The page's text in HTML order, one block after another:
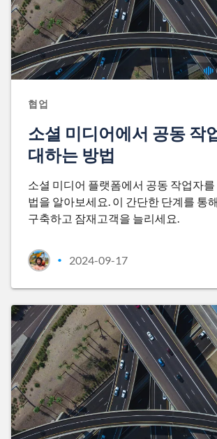
협업
소셜 미디어에서 공동 작
대하는 방법
소셜 미디어 플랫폼에서 공동 작업자
법을 알아보세요. 이 간단한 단계를 통
구축하고 잠재고객을 늘리세요.
• 2024-09-17